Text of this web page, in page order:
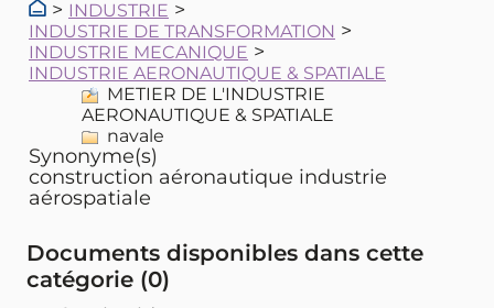
> INDUSTRIE >
INDUSTRIE DE TRANSFORMATION >
INDUSTRIE MECANIQUE >
INDUSTRIE AERONAUTIQUE & SPATIALE
METIER DE L'INDUSTRIE
AERONAUTIQUE & SPATIALE
navale
Synonyme(s)
construction aéronautique industrie
aérospatiale
Documents disponibles dans cette
catégorie (0)